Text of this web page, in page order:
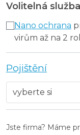
Volitelná služba
Nano ochrana
virům až na 2
Pojištění
Jste firma? Máme